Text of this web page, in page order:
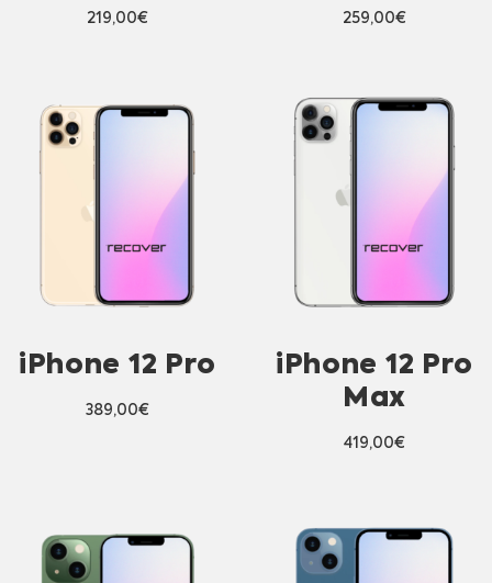
219,00€ 259,00€
iPhone 12 Pro
389,00€
iPhone 12 Pro
Max
419,00€